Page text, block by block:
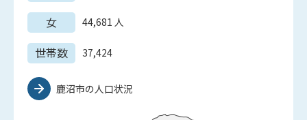
女 44,681 人
世帯数 37,424
鹿沼市の人口状況